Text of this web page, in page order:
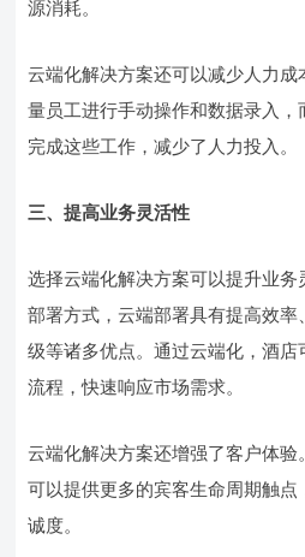
源消耗。
云端化解决方案还可以减少人力
量员工进行手动操作和数据录入
完成这些工作，减少了人力投入。
三、提高业务灵活性
选择云端化解决方案可以提升业
部署方式，云端部署具有提高效
级等诸多优点。通过云端化，酒
流程，快速响应市场需求。
云端化解决方案还增强了客户体
可以提供更多的宾客生命周期触
诚度。